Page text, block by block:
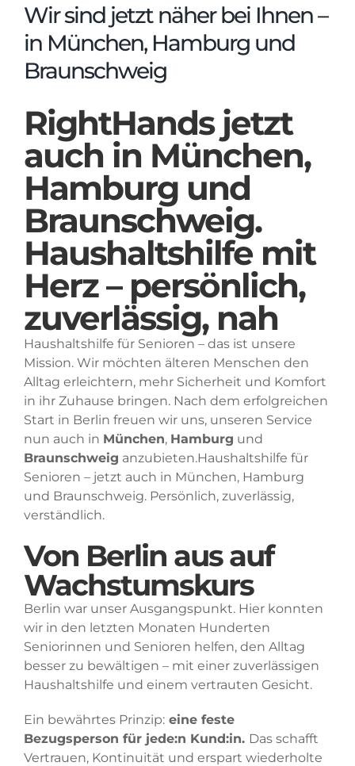
Wir sind jetzt näher bei Ihnen –
in München, Hamburg und
Braunschweig
RightHands jetzt
auch in München,
Hamburg und
Braunschweig.
Haushaltshilfe mit
Herz – persönlich,
zuverlässig, nah
Haushaltshilfe für Senioren – das ist unsere
Mission. Wir möchten älteren Menschen den
Alltag erleichtern, mehr Sicherheit und Komfort
in ihr Zuhause bringen. Nach dem erfolgreichen
Start in Berlin freuen wir uns, unseren Service
nun auch in München, Hamburg und
Braunschweig anzubieten.Haushaltshilfe für
Senioren – jetzt auch in München, Hamburg
und Braunschweig. Persönlich, zuverlässig,
verständlich.
Von Berlin aus auf
Wachstumskurs
Berlin war unser Ausgangspunkt. Hier konnten
wir in den letzten Monaten Hunderten
Seniorinnen und Senioren helfen, den Alltag
besser zu bewältigen – mit einer zuverlässigen
Haushaltshilfe und einem vertrauten Gesicht.
Ein bewährtes Prinzip: eine feste
Bezugsperson für jede:n Kund:in. Das schafft
Vertrauen, Kontinuität und erspart wiederholte